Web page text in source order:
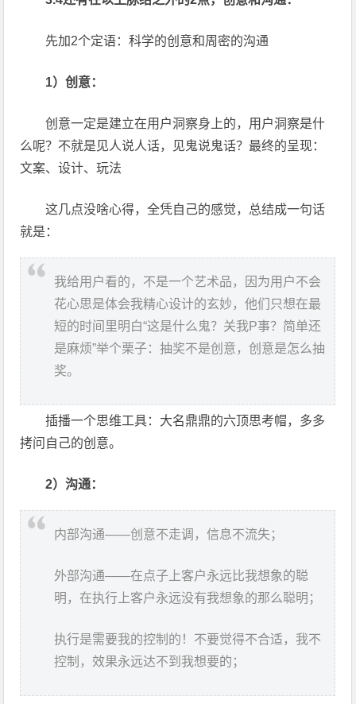
先加2个定语：科学的创意和周密的沟通
1）创意：
创意一定是建立在用户洞察身上的，用户洞察是什
么呢？不就是见人说人话，见鬼说鬼话？最终的呈现：
文案、设计、玩法
这几点没啥心得，全凭自己的感觉，总结成一句话
就是：
我给用户看的，不是一个艺术品，因为用户不会
花心思是体会我精心设计的玄妙，他们只想在最
短的时间里明白“这是什么鬼？关我P事？简单还
是麻烦”举个栗子：抽奖不是创意，创意是怎么抽
奖。
插播一个思维工具：大名鼎鼎的六顶思考帽，多多
拷问自己的创意。
2）沟通：
内部沟通——创意不走调，信息不流失；
外部沟通——在点子上客户永远比我想象的聪
明，在执行上客户永远没有我想象的那么聪明；
执行是需要我的控制的！不要觉得不合适，我不
控制，效果永远达不到我想要的；